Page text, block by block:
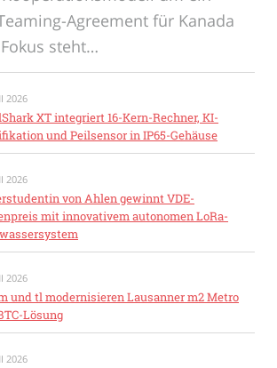
Agreement für Kanada
steht…
2026
XT integriert 16-Kern-Rechner, KI-
und Peilsensor in IP65-Gehäuse
2026
von Ahlen gewinnt VDE-
mit innovativem autonomen LoRa-
2026
und tl modernisieren Lausanner m2 Metro
Lösung
2026